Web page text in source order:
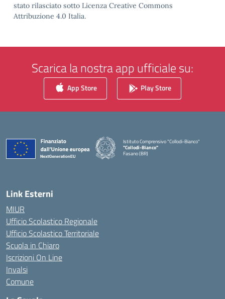
stato rilasciato sotto Licenza Creative Commons
Attribuzione 4.0 Italia.
Scarica la nostra app ufficiale su:
App Store Play Store
Istituto Comprensivo "Collodi-Bianco"
"Collodi-Bianco"
Fasano (BR)
Link Esterni
MIUR
Ufficio Scolastico Regionale
Ufficio Scolastico Territoriale
Scuola in Chiaro
Iscrizioni On Line
Invalsi
Comune